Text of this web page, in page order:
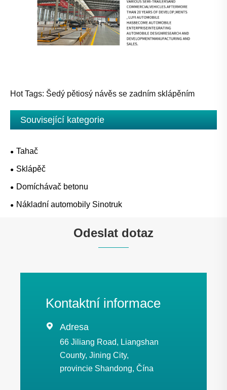
Hot Tags: Šedý pětiosý návěs se zadním sklápěním
Související kategorie
Tahač
Sklápěč
Domíchávač betonu
Nákladní automobily Sinotruk
Odeslat dotaz
Kontaktní informace
 Adresa
66 Jiliang Road, Liangshan
County, Jining City,
provincie Shandong, Čína